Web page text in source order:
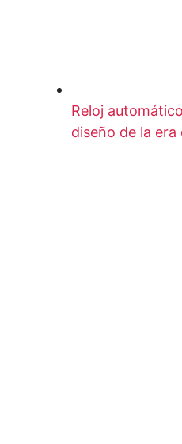
Reloj
diseño de la era